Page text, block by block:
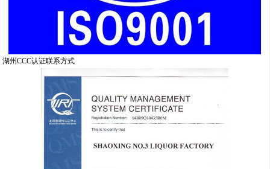
湖州CCC认证联系方式